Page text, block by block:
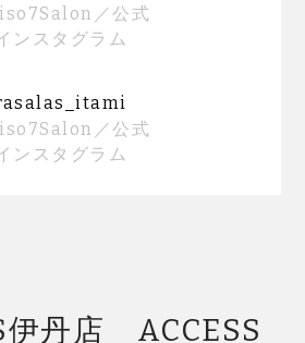
伊丹店 ACCESS